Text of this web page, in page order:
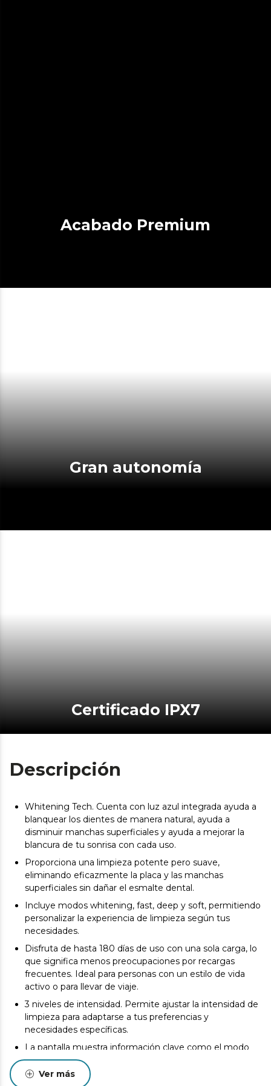
Acabado Premium
Gran autonomía
Certificado IPX7
Descripción
Whitening Tech. Cuenta con luz azul integrada ayuda a
blanquear los dientes de manera natural, ayuda a
disminuir manchas superficiales y ayuda a mejorar la
blancura de tu sonrisa con cada uso.
Proporciona una limpieza potente pero suave,
eliminando eficazmente la placa y las manchas
superficiales sin dañar el esmalte dental.
Incluye modos whitening, fast, deep y soft, permitiendo
personalizar la experiencia de limpieza según tus
necesidades.
Disfruta de hasta 180 días de uso con una sola carga, lo
que significa menos preocupaciones por recargas
frecuentes. Ideal para personas con un estilo de vida
activo o para llevar de viaje.
3 niveles de intensidad. Permite ajustar la intensidad de
limpieza para adaptarse a tus preferencias y
necesidades específicas.
La pantalla muestra información clave como el modo
de limpieza y duración del cepillado, proporcionando un
control total durante el uso.
Ver más